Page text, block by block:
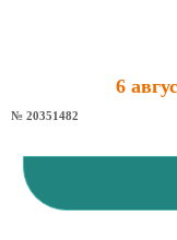
6
№ 20351482